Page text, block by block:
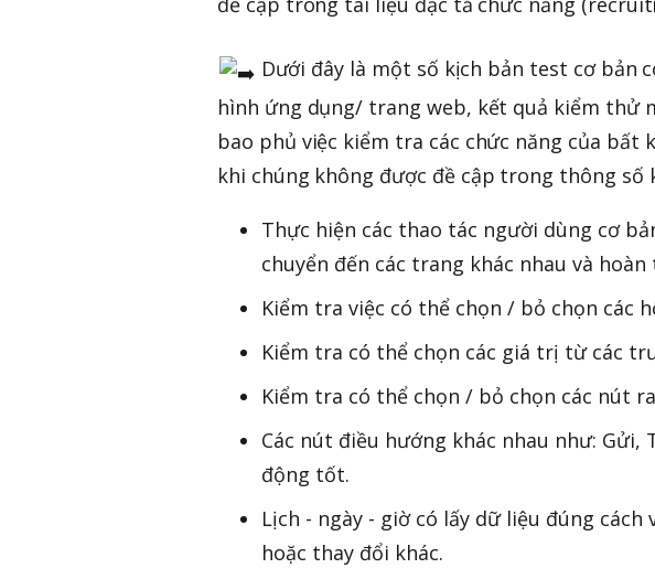
Dưới đây là một số kịch bản test cơ bản
hình ứng dụng/ trang web, kết quả kiểm thử
bao phủ việc kiểm tra các chức năng của bất
khi chúng không được đề cập trong thông số
Thực hiện các thao tác người dùng cơ
chuyển đến các trang khác nhau và
Kiểm tra việc có thể chọn / bỏ chọn các
Kiểm tra có thể chọn các giá trị từ các
Kiểm tra có thể chọn / bỏ chọn các nút
Các nút điều hướng khác nhau như: Gửi,
động tốt.
Lịch - ngày - giờ có lấy dữ liệu đúng
hoặc thay đổi khác.